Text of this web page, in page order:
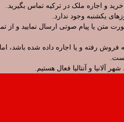
ملک در ترکیه تماس بگیرید.
وجود ندارد.
پیام صوتی ارسال نمایید و از تماس
یا اجاره داده شده باشد، اما موارد
و آنتالیا فعال هستیم.